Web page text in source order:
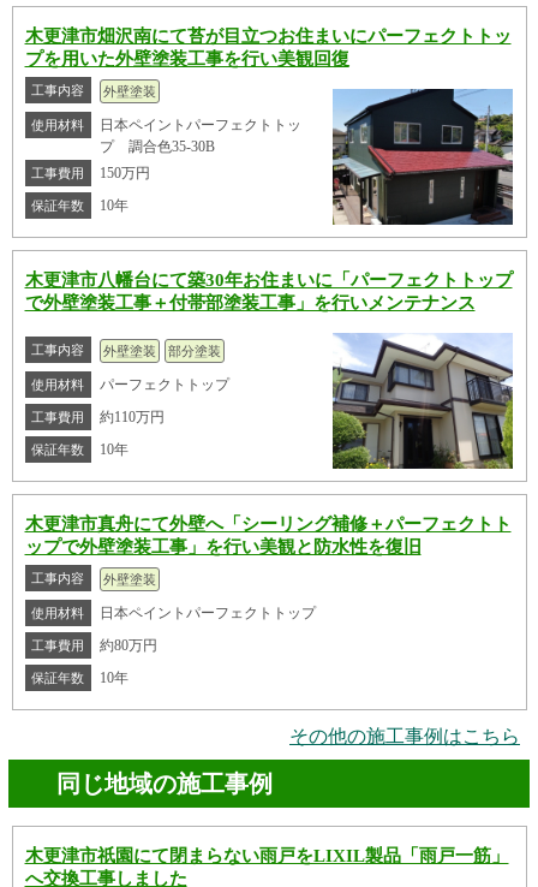
木更津市畑沢南にて苔が目立つお住まいにパーフェクトトッ
プを用いた外壁塗装工事を行い美観回復
工事内容 外壁塗装
使用材料
日本ペイントパーフェクトトッ
プ 調合色35-30B
工事費用 150万円
保証年数 10年
木更津市八幡台にて築30年お住まいに「パーフェクトトップ
で外壁塗装工事＋付帯部塗装工事」を行いメンテナンス
工事内容 外壁塗装 部分塗装
使用材料 パーフェクトトップ
工事費用 約110万円
保証年数 10年
木更津市真舟にて外壁へ「シーリング補修＋パーフェクトト
ップで外壁塗装工事」を行い美観と防水性を復旧
工事内容 外壁塗装
使用材料 日本ペイントパーフェクトトップ
工事費用 約80万円
保証年数 10年
その他の施工事例はこちら
同じ地域の施工事例
木更津市祇園にて閉まらない雨戸をLIXIL製品「雨戸一筋」
へ交換工事しました